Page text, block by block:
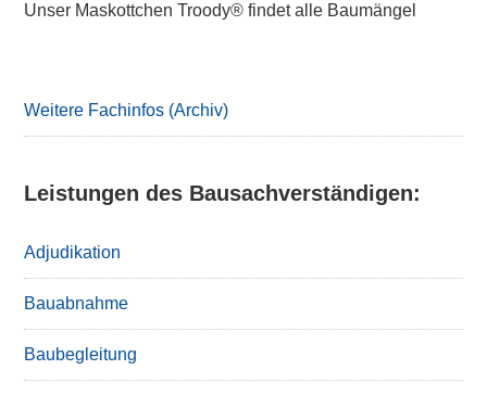
Unser Maskottchen Troody® findet alle Baumängel
Weitere Fachinfos (Archiv)
Leistungen des Bausachverständigen:
Adjudikation
Bauabnahme
Baubegleitung